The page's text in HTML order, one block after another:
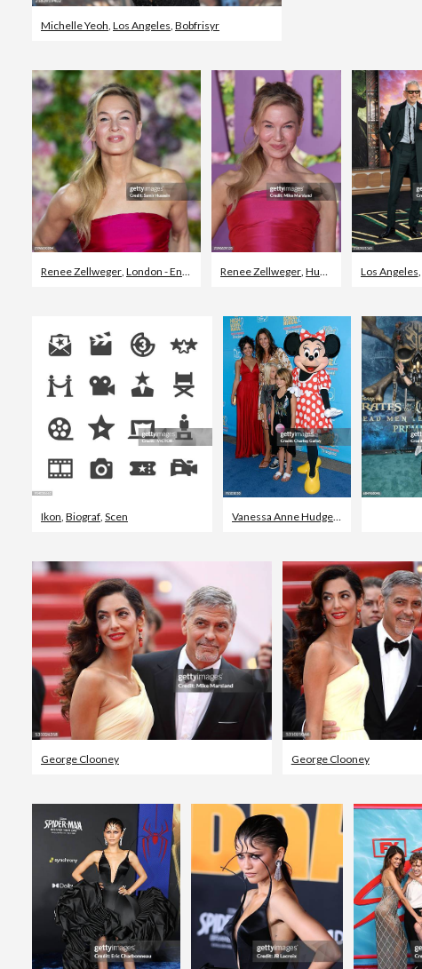
Michelle Yeoh ,Los Angeles ,Bobfrisyr
Renee Zellweger, London - England Renee Zellweger,Huvudbild Los Angeles,
Ikon Biograf Scen Vanessa Anne Hudgens
George Clooney George Clooney